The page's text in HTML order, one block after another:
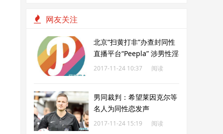
网友关注
北京“扫黄打非”办查封同性
直播平台“Peepla” 涉男性淫
秽表演
2017-11-24 10:37
阅读
男同裁判：希望莱因克尔等
名人为同性恋发声
2017-11-24 15:19
阅读